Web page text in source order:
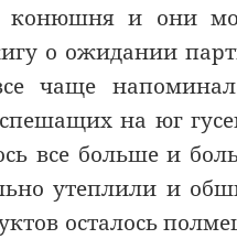
конюшня и они
о ожидании
чаще
на юг
все больше и
утеплили и
осталось